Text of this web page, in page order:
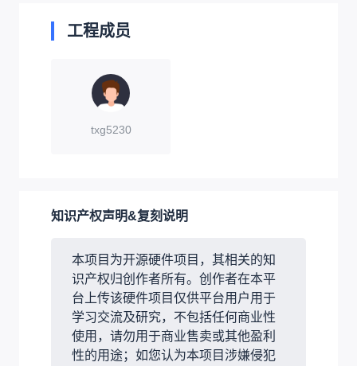
工程成员
txg5230
知识产权声明&复刻说明
本项目为开源硬件项目，其相关的知
识产权归创作者所有。创作者在本平
台上传该硬件项目仅供平台用户用于
学习交流及研究，不包括任何商业性
使用，请勿用于商业售卖或其他盈利
性的用途；如您认为本项目涉嫌侵犯